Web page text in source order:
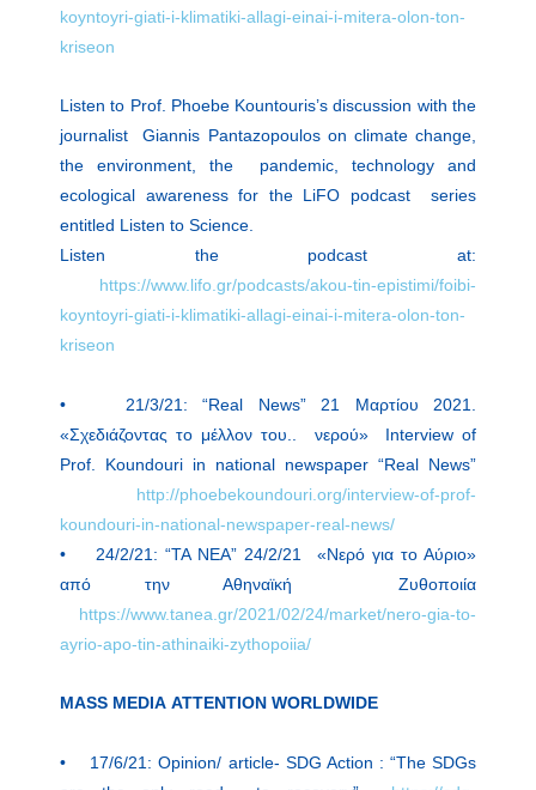
koyntoyri-giati-i-klimatiki-allagi-einai-i-mitera-olon-ton-
kriseon
Listen to Prof. Phoebe Kountouris’s discussion with the
journalist Giannis Pantazopoulos on climate change,
the environment, the pandemic, technology and
ecological awareness for the LiFO podcast series
entitled Listen to Science.
Listen the podcast at:
https://www.lifo.gr/podcasts/akou-tin-epistimi/foibi-
koyntoyri-giati-i-klimatiki-allagi-einai-i-mitera-olon-ton-
kriseon
• 21/3/21: “Real News” 21 Μαρτίου 2021.
«Σχεδιάζοντας το μέλλον του.. νερού» Interview of
Prof. Koundouri in national newspaper “Real News”
http://phoebekoundouri.org/interview-of-prof-
koundouri-in-national-newspaper-real-news/
• 24/2/21: “TA NEA” 24/2/21 «Νερό για το Αύριο»
από την Αθηναϊκή Ζυθοποιία
https://www.tanea.gr/2021/02/24/market/nero-gia-to-
ayrio-apo-tin-athinaiki-zythopoiia/
MASS MEDIA ATTENTION WORLDWIDE
• 17/6/21: Opinion/ article- SDG Action : “The SDGs